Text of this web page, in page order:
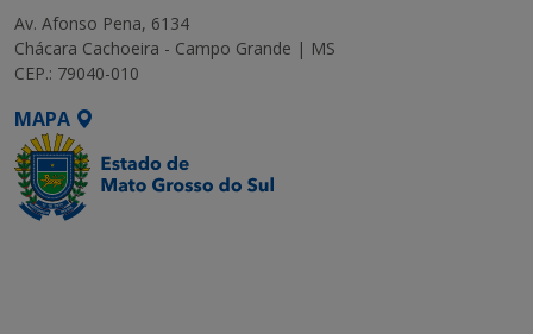
Av. Afonso Pena, 6134
Chácara Cachoeira - Campo Grande | MS
CEP.: 79040-010
MAPA